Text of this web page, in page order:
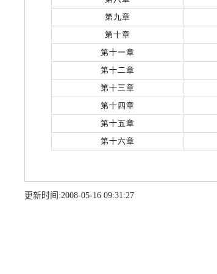
更新时间:2008-05-1609:31:27